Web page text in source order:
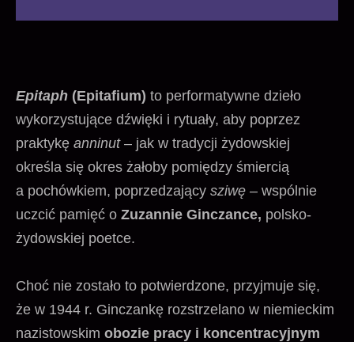
Epitaph (Epitafium) to performatywne dzieło
wykorzystujące dźwięki i rytuały, aby poprzez
praktykę anninut– jak w tradycji żydowskiej
określa się okres żałoby pomiędzy śmiercią
a pochówkiem, poprzedzający sziwę – wspólnie
uczcić pamięć o Zuzannie Ginczance, polsko-
żydowskiej poetce.
Choć nie zostało to potwierdzone, przyjmuje się,
że w 1944 r. Ginczankę rozstrzelano w niemieckim
nazistowskim obozie pracy i koncentracyjnym